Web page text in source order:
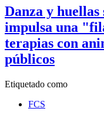
Danza y
impulsa una
terapias con
públicos
Etiquetado como
FCS